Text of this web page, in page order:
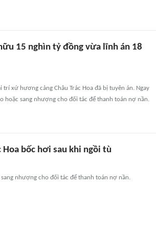
15 nghìn tỷ đồng vừa lĩnh án 18
xứ hương cảng Châu Trác Hoa đã bị tuyên án. Ngay
hoặc sang nhượng cho đối tác để thanh toán nợ nần.
Hoa bốc hơi sau khi ngồi tù
nhượng cho đối tác để thanh toán nợ nần.